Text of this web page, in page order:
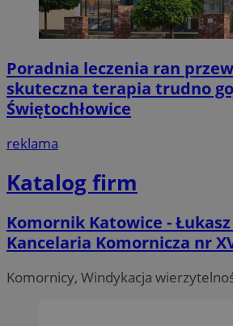
Poradnia leczenia ran
skuteczna terapia trudno
Świętochłowice
reklama
Katalog firm
Komornik Katowice - Łukasz
Kancelaria Komornicza nr
Komornicy, Windykacja